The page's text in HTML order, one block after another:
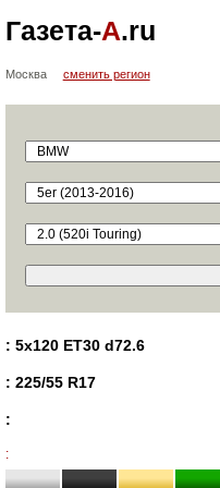
Газета-А.ru
Москва сменить регион
: 5x120 ET30 d72.6
: 225/55 R17
:
: